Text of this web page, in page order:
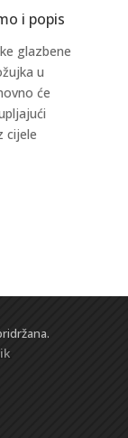
i popis
glazbene
u
će
cijele